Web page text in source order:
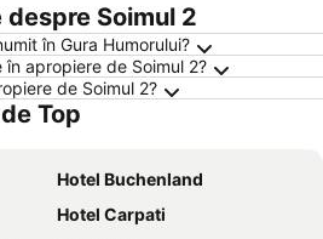
Soimul 2
în Gura Humorului?
apropiere de Soimul 2?
de Soimul 2?
Top
Hotel Buchenland
Hotel Carpati